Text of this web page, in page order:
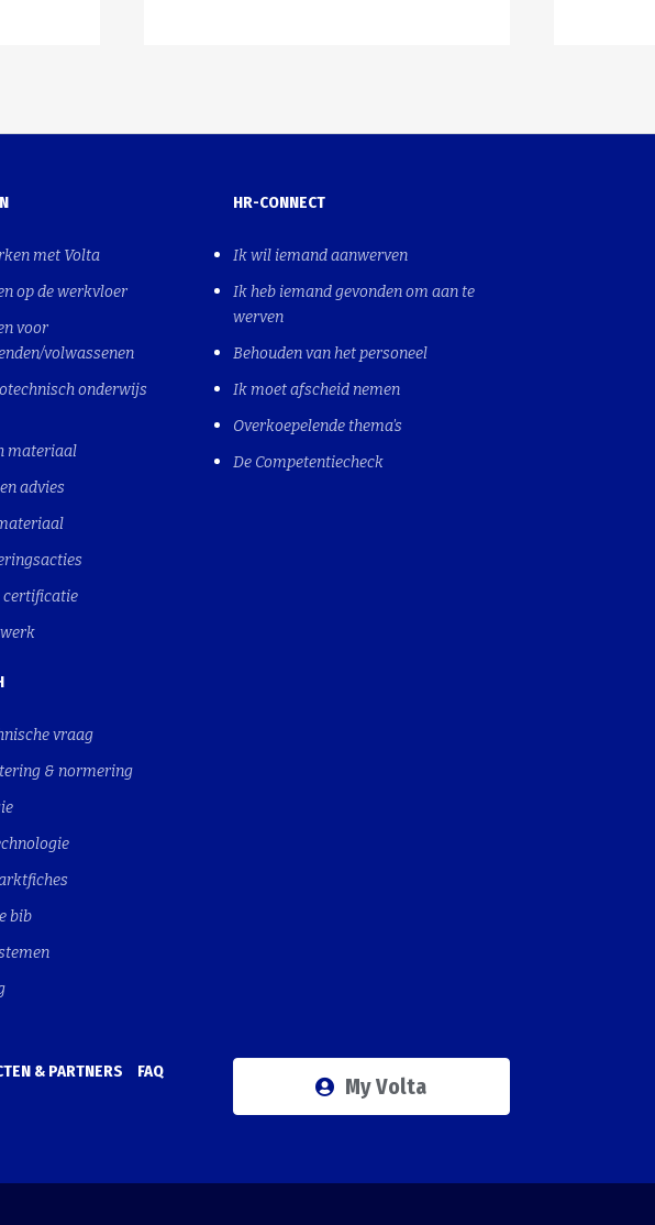
met Volta
op de werkvloer
voor
volwassenen
onderwijs
materiaal
advies
certificatie
vraag
& normering
bib
HR-CONNECT
Ik wil iemand aanwerven
Ik heb iemand gevonden om aan te
werven
Behouden van het personeel
Ik moet afscheid nemen
Overkoepelende thema's
De Competentiecheck
& PARTNERS FAQ
My Volta